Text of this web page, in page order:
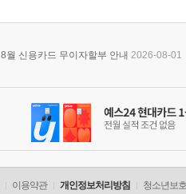
8월 신용카드 무이자할부 안내 2026-08-01
이용약관 개인정보처리방침 청소년보